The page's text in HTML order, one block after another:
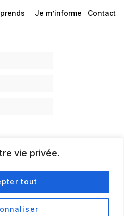
vie privée.
tout
Je m’informe Contact